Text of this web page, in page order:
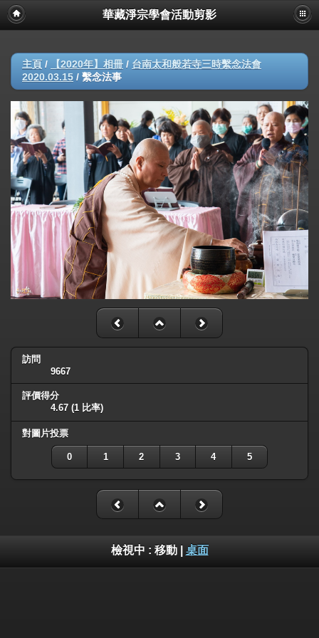
華藏淨宗學會活動剪影
主頁 / 【2020年】相冊 / 台南太和般若寺三時繫念法會
2020.03.15 / 繫念法事
訪問
9667
評價得分
4.67 (1 比率)
對圖片投票
0 1 2 3 4 5
檢視中 : 移動| 桌面